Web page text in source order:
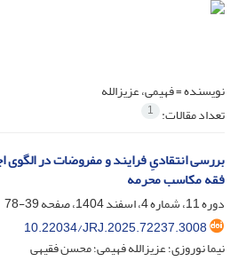
نویسنده =فهیمی، عزیزالله
تعداد مقالات: 1
بررسی انتقادیِ فرایند و مفروضات در الگوی
فقه مکاسب محرمه
دوره 11، شماره 4، اسفند 1404، صفحه
39-78
10.22034/JRJ.2025.72237.3008
نیما نوروزی؛ عزیزالله فهیمی؛ محسن فقیهی